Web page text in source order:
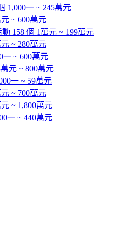
1,000一 ~ 245萬元
~ 600萬元
動 158 個 1萬元 ~ 199萬元
~ 280萬元
一 ~ 600萬元
元 ~ 800萬元
一 ~ 59萬元
~ 700萬元
~ 1,800萬元
一 ~ 440萬元